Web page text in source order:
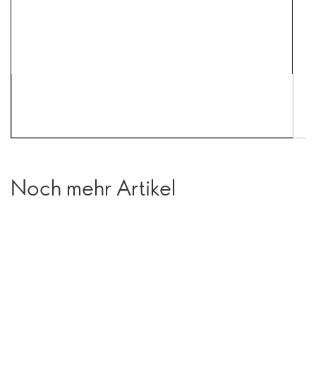
Noch mehr Artikel